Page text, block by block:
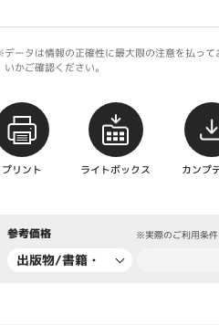
ータは情報の正確性に最大限の注意を払っ
いかご確認ください。
プリント ライトボックス カンプ
参考価格 ※実際のご利用条件
出版物/書籍・